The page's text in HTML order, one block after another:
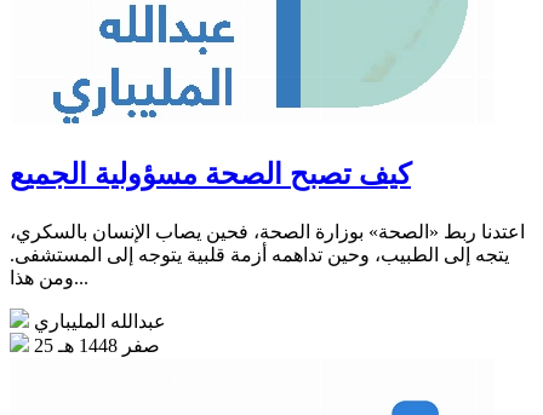
كيف تصبح الصحة مسؤولية الجميع
اعتدنا ربط «الصحة» بوزارة الصحة، فحين يصاب الإنسان بالسكري،
يتجه إلى الطبيب، وحين تداهمه أزمة قلبية يتوجه إلى المستشفى.
ومن هذا...
عبدالله المليباري
25 صفر 1448 هـ